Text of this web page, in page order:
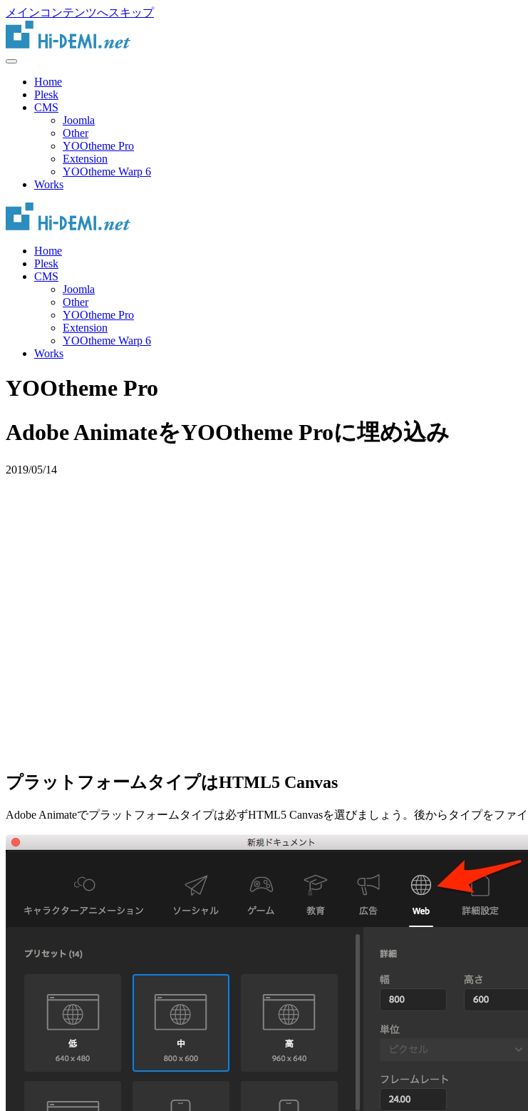
メインコンテンツへスキップ
Home
Plesk
CMS
Joomla
Other
YOOtheme Pro
Extension
YOOtheme Warp 6
Works
Home
Plesk
CMS
Joomla
Other
YOOtheme Pro
Extension
YOOtheme Warp 6
Works
YOOtheme Pro
Adobe AnimateをYOOtheme Proに埋め込み
2019/05/14
プラットフォームタイプはHTML5 Canvas
Adobe Animateでプラットフォームタイプは必ずHTML5 Canvasを選びましょう。後からタイプをフ